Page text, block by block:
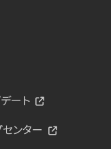
ート
ンター